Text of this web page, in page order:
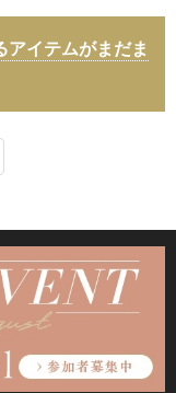
イテムがまだま